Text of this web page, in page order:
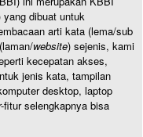
dibuat untuk
arti kata (lema/sub
website) sejenis, kami
kecepatan akses,
jenis kata, tampilan
desktop, laptop
fitur selengkapnya bisa